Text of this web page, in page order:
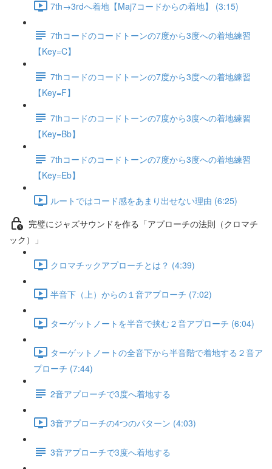
7th→3rdへ着地【Maj7コードからの着地】 (3:15)
7thコードのコードトーンの7度から3度への着地練習
【Key=C】
7thコードのコードトーンの7度から3度への着地練習
【Key=F】
7thコードのコードトーンの7度から3度への着地練習
【Key=Bb】
7thコードのコードトーンの7度から3度への着地練習
【Key=Eb】
ルートではコード感をあまり出せない理由 (6:25)
完璧にジャズサウンドを作る「アプローチの法則（クロマチ
ック）」
クロマチックアプローチとは？ (4:39)
半音下（上）からの１音アプローチ (7:02)
ターゲットノートを半音で挟む２音アプローチ (6:04)
ターゲットノートの全音下から半音階で着地する２音ア
プローチ (7:44)
2音アプローチで3度へ着地する
3音アプローチの4つのパターン (4:03)
3音アプローチで3度へ着地する